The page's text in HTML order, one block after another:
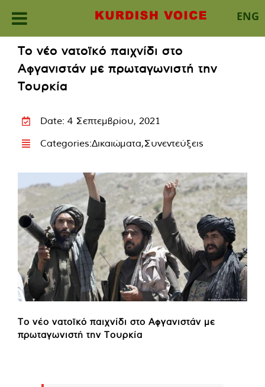
ENG
content
Το νέο νατοϊκό παιχνίδι στο
Αφγανιστάν με πρωταγωνιστή την
Τουρκία
Date: 4 Σεπτεμβρίου, 2021
Categories:Δικαιώματα,Συνεντεύξεις
Το νέο νατοϊκό παιχνίδι στο Αφγανιστάν με
πρωταγωνιστή την Τουρκία